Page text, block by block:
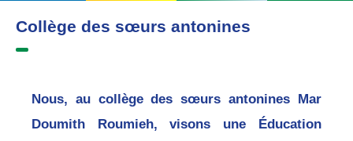
Collège des sœurs antonines
Nous, au collège des sœurs antonines Mar
Doumith Roumieh, visons une Éducation